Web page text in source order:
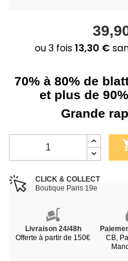
70% à 80% de
et plus de
Grande
CLICK & COLLECT
Boutique Paris 19e
Livraison 24/48h
Offerte à partir de 150€
CB,